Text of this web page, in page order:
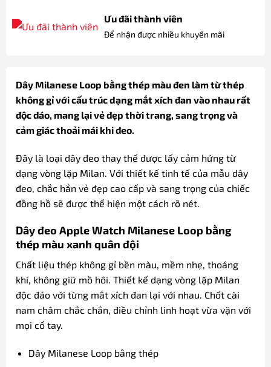
Ưu đãi thành viên
Để nhận được nhiều khuyến mãi
Dây Milanese Loop bằng thép màu đen làm từ thép
không gỉ với cấu trúc dạng mắt xích đan vào nhau rất
độc đáo, mang lại vẻ đẹp thời trang, sang trọng và
cảm giác thoải mái khi đeo.
Đây là loại dây đeo thay thế được lấy cảm hứng từ
dạng vòng lặp Milan. Với thiết kế tinh tế của mẫu dây
đeo, chắc hẳn vẻ đẹp cao cấp và sang trọng của chiếc
đồng hồ sẽ được thể hiện một cách rõ nét.
Dây đeo Apple Watch Milanese Loop bằng
thép màu xanh quân đội
Chất liệu thép không gỉ bền màu, mềm nhẹ, thoáng
khí, không giữ mồ hôi. Thiết kế dạng vòng lặp Milan
độc đáo với từng mắt xích đan lại với nhau. Chốt cài
nam châm chắc chắn, điều chỉnh linh hoạt vừa vặn với
mọi cổ tay.
Dây Milanese Loop bằng thép